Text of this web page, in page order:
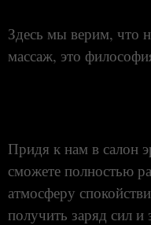
Здесь мы верим, что
массаж, это
Придя к нам в салон
сможете полностью
атмосферу
получить заряд сил